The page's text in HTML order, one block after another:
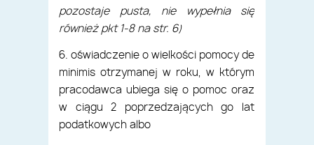
pozostaje pusta, nie wypełnia się
również pkt 1-8 na str. 6)
6. oświadczenie o wielkości pomocy de
minimis otrzymanej w roku, w którym
pracodawca ubiega się o pomoc oraz
w ciągu 2 poprzedzających go lat
podatkowych albo